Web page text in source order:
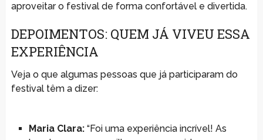
aproveitar o festival de forma confortável e divertida.
DEPOIMENTOS: QUEM JÁ VIVEU ESSA
EXPERIÊNCIA
Veja o que algumas pessoas que já participaram do
festival têm a dizer:
Maria Clara:“Foi uma experiência incrível! As